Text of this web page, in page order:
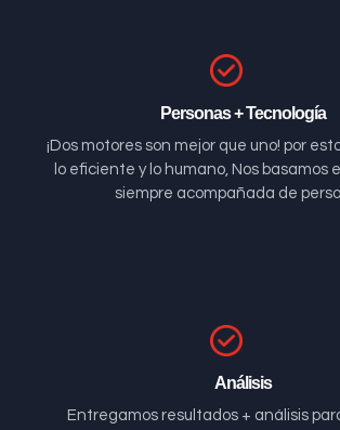
Personas + Tecnología
¡Dos motores son mejor que uno! por
lo eficiente y lo humano, Nos basamos
siempre acompañada de
Análisis
Entregamos resultados + análisis